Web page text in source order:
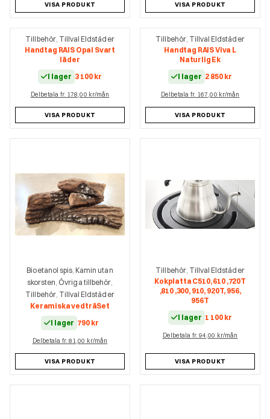
VISA PRODUKT VISA PRODUKT
Tillbehör, Tillval Eldstäder
Handtag RAIS Opal Svart
läder
I lager 3 100 kr
Delbetala fr. 178,00 kr/mån
VISA PRODUKT
Tillbehör, Tillval Eldstäder
Handtag RAIS Viva L
Naturlig Ek
I lager 2 850 kr
Delbetala fr. 167,00 kr/mån
VISA PRODUKT
Bioetanol spis, Kamin utan
skorsten, Övriga tillbehör,
Tillbehör, Tillval Eldstäder
Keramiska vedträSet
I lager 790 kr
Delbetala fr. 81,00 kr/mån
VISA PRODUKT
Tillbehör, Tillval Eldstäder
Kokplatta C510, 610 ,720T
,810 ,300, 910, 920T, 956,
956T
I lager 1 100 kr
Delbetala fr. 94,00 kr/mån
VISA PRODUKT